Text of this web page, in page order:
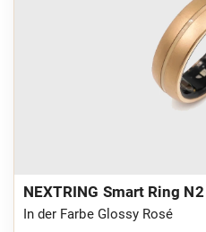
NEXTRING Smart Ring N2
In der Farbe Glossy Rosé